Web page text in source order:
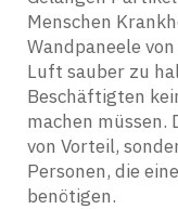
Menschen
Wandpaneele
Luft sauber zu
Beschäftigten
machen
von Vorteil,
Personen, die
benötigen.